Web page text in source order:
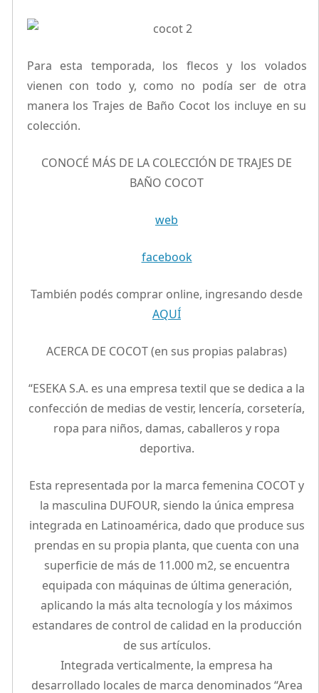
Para esta temporada, los flecos y los volados
vienen con todo y, como no podía ser de otra
manera los Trajes de Baño Cocot los incluye en su
colección.
CONOCÉ MÁS DE LA COLECCIÓN DE TRAJES DE
BAÑO COCOT
web
facebook
También podés comprar online, ingresando desde
AQUÍ
ACERCA DE COCOT (en sus propias palabras)
“ESEKA S.A. es una empresa textil que se dedica a la
confección de medias de vestir, lencería, corsetería,
ropa para niños, damas, caballeros y ropa
deportiva.
Esta representada por la marca femenina COCOT y
la masculina DUFOUR, siendo la única empresa
integrada en Latinoamérica, dado que produce sus
prendas en su propia planta, que cuenta con una
superficie de más de 11.000 m2, se encuentra
equipada con máquinas de última generación,
aplicando la más alta tecnología y los máximos
estandares de control de calidad en la producción
de sus artículos.
Integrada verticalmente, la empresa ha
desarrollado locales de marca denominados “Area